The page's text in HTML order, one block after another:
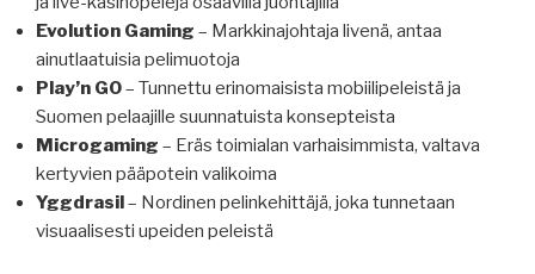
Evolution Gaming – Markkinajohtaja livenä, antaa
ainutlaatuisia pelimuotoja
Play’n GO– Tunnettu erinomaisista mobiilipeleistä ja
Suomen pelaajille suunnatuista konsepteista
Microgaming – Eräs toimialan varhaisimmista, valtava
kertyvien pääpotein valikoima
Yggdrasil– Nordinen pelinkehittäjä, joka tunnetaan
visuaalisesti upeiden peleistä